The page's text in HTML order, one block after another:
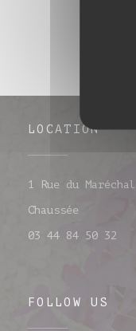
LOCATION
1 Rue du
Chaussée
03 44 84 50 32
FOLLOW US